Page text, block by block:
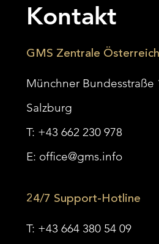
Kontakt
GMS Zentrale Österreich
Münchner Bundesstraße
Salzburg
T: +43 662 230 978
E: office@gms.info
24/7 Support-Hotline
T: +43 664 380 54 09
Marketing-Cookies werden von
verwendet, um personalisierte Werbung
Cookie-Informationen
Externe Medien (1)
standardmäßig blockiert. Wenn Cookies
manuellen Einwilligung mehr.